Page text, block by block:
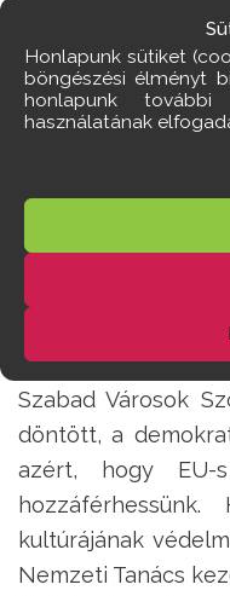
Honlapunk sütiket
böngészési élményt
honlapunk
használatának
visszavontunk
ami lakóparkot
városunk szívében.
Megemeltük a
legtöbbeket
eredmény, hogy
közlekedési
beszerzése már
Szabad Városok
döntött, a
azért, hogy EU-
kultúrájának
Nemzeti Tanács